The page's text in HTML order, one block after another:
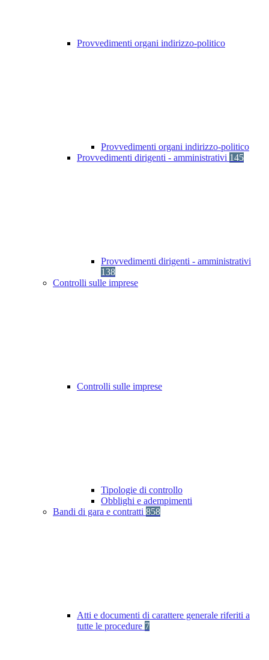
Provvedimenti organi indirizzo-politico
Provvedimenti organi indirizzo-politico
Provvedimenti dirigenti - amministrativi 145
Provvedimenti dirigenti - amministrativi
138
Controlli sulle imprese
Controlli sulle imprese
Tipologie di controllo
Obblighi e adempimenti
Bandi di gara e contratti 858
Atti e documenti di carattere generale riferiti a
tutte le procedure 7